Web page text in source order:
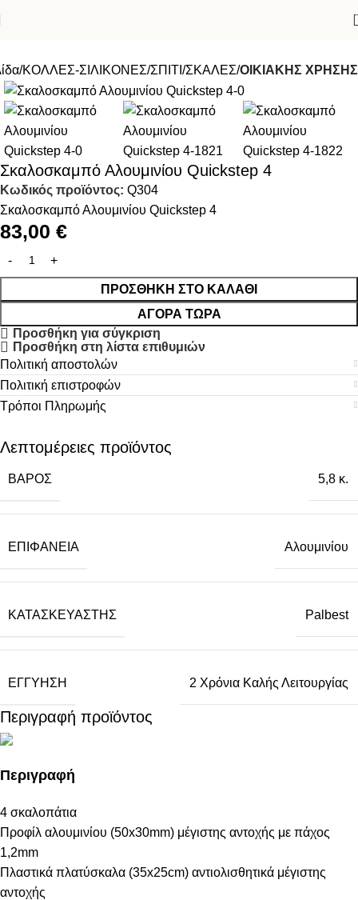
ΚΟΛΛΕΣ-ΣΙΛΙΚΟΝΕΣ ΣΠΙΤΙ ΣΚΑΛΕΣ ΟΙΚΙΑΚΗΣ ΧΡΗΣΗΣ
Σκαλοσκαμπό Αλουμινίου Quickstep 4
Κωδικός προϊόντος: Q304
Σκαλοσκαμπό Αλουμινίου Quickstep 4
83,00 €
ΠΡΟΣΘΉΚΗ ΣΤΟ ΚΑΛΆΘΙ
ΑΓΟΡΆ ΤΏΡΑ
Προσθήκη για σύγκριση
Προσθήκη στη λίστα επιθυμιών
Πολιτική αποστολών
Πολιτική επιστροφών
Τρόποι Πληρωμής
Λεπτομέρειες προϊόντος
ΒΆΡΟΣ 5,8 κ.
ΕΠΙΦΆΝΕΙΑ Αλουμινίου
ΚΑΤΑΣΚΕΥΑΣΤΉΣ Palbest
ΕΓΓΎΗΣΗ 2 Χρόνια Καλής Λειτουργίας
Περιγραφή προϊόντος
Περιγραφή
4 σκαλοπάτια
Προφίλ αλουμινίου (50x30mm) μέγιστης αντοχής με πάχος
1,2mm
Πλαστικά πλατύσκαλα (35x25cm) αντιολισθητικά μέγιστης
αντοχής